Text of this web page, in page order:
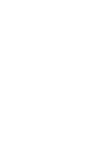
Geschmack.
und Stil
des Raums.